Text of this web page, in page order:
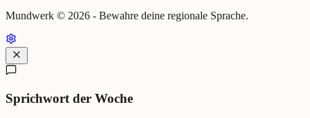
Mundwerk © 2026 - Bewahre deine regionale Sprache.
Sprichwort der Woche